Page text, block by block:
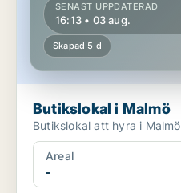
SENAST UPPDATERAD
16:13 • 03 aug.
Skapad 5 d
Butikslokal i Malmö
Butikslokal att hyra i Malmö
Areal
-